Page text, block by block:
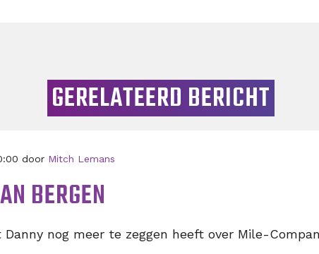
GERELATEERD BERICHT
door Mitch Lemans
BERGEN
nog meer te zeggen heeft over Mile-